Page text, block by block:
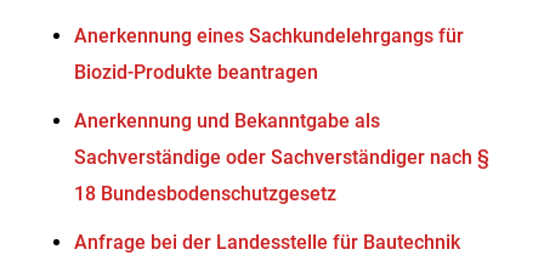
Anerkennung eines Sachkundelehrgangs für
Biozid-Produkte beantragen
Anerkennung und Bekanntgabe als
Sachverständige oder Sachverständiger nach §
18 Bundesbodenschutzgesetz
Anfrage bei der Landesstelle für Bautechnik